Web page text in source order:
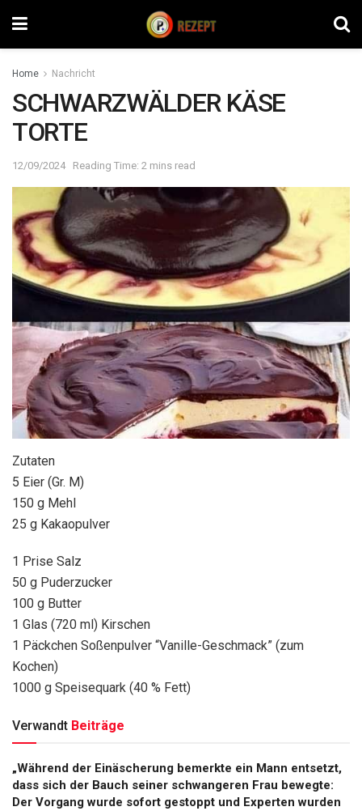
Home Nachricht
SCHWARZWÄLDER KÄSE
TORTE
12/09/2024 Reading Time: 2 mins read
Zutaten
5 Eier (Gr. M)
150 g Mehl
25 g Kakaopulver
1 Prise Salz
50 g Puderzucker
100 g Butter
1 Glas (720 ml) Kirschen
1 Päckchen Soßenpulver “Vanille-Geschmack” (zum
Kochen)
1000 g Speisequark (40 % Fett)
Verwandt Beiträge
„Während der Einäscherung bemerkte ein Mann entsetzt,
dass sich der Bauch seiner schwangeren Frau bewegte:
Der Vorgang wurde sofort gestoppt und Experten wurden